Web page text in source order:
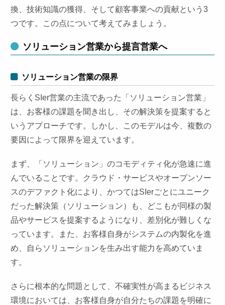
換、技術知識の獲得、そして顧客事業への貢献という3
つです。この点について考えてみましょう。
ソリューション営業から提言営業へ
ソリューション営業の限界
長らくSIer営業の主流であった「ソリューション営業」
は、お客様の課題を聞き出し、その解決策を提案すると
いうアプローチです。しかし、このモデルは今、複数の
要因によって限界を迎えています。
まず、「ソリューション」のコモディティ化が急速に進
んでいることです。クラウド・サービスやオープンソー
スのデファクト化により、かつてはSIerごとにユニーク
だった解決策（ソリューション）も、どこもが同様の製
品やサービスを提案するようになり、差別化が難しくな
っています。また、お客様自身がシステムの内製化を進
め、自らソリューションを生み出す能力を高めていま
す。
さらに根本的な問題として、不確実性が高まるビジネス
環境においては、お客様自身が自分たちの課題を明確に